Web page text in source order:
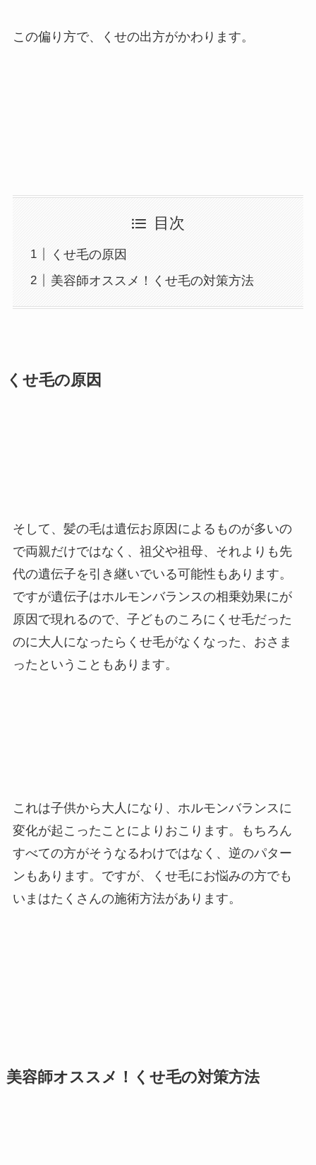
この偏り方で、くせの出方がかわります。
目次
くせ毛の原因
美容師オススメ！くせ毛の対策方法
くせ毛の原因
そして、髪の毛は遺伝お原因によるものが多いの
で両親だけではなく、祖父や祖母、それよりも先
代の遺伝子を引き継いでいる可能性もあります。
ですが遺伝子はホルモンバランスの相乗効果にが
原因で現れるので、子どものころにくせ毛だった
のに大人になったらくせ毛がなくなった、おさま
ったということもあります。
これは子供から大人になり、ホルモンバランスに
変化が起こったことによりおこります。もちろん
すべての方がそうなるわけではなく、逆のパター
ンもあります。ですが、くせ毛にお悩みの方でも
いまはたくさんの施術方法があります。
美容師オススメ！くせ毛の対策方法